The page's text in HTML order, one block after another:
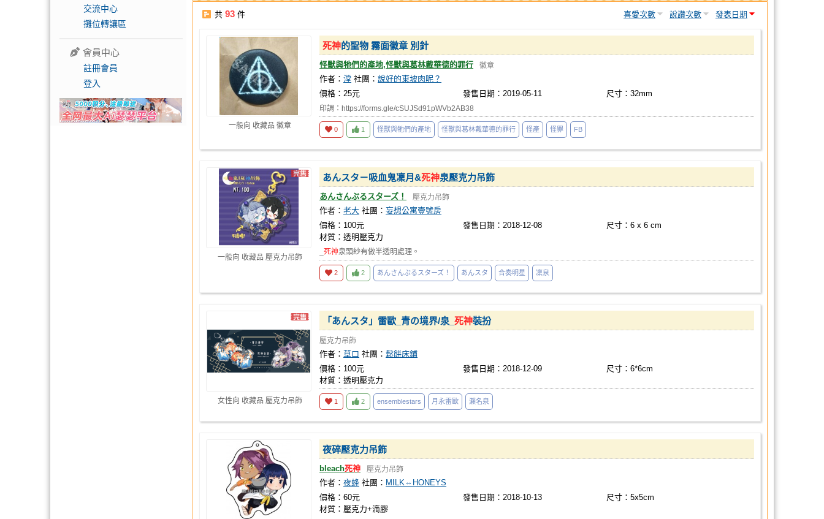
交流中心
攤位轉讓區
會員中心
註冊會員
登入
共 93 件 喜愛次數 說讚次數 發表日期
一般向 收藏品 徽章
死神的聖物 霧面徽章 別針
怪獸與牠們的產地,怪獸與葛林戴華德的罪行 徽章
作者： 漟 社團： 說好的東坡肉呢？
價格：25元
發售日期：2019-05-11 尺寸：32mm
印調：https://forms.gle/cSUJSd91pWVb2AB38
0 1 怪獸與牠們的產地 怪獸與葛林戴華德的罪行 怪產 怪罪 FB
一般向 收藏品 壓克力吊飾
あんスタ－吸血鬼凜月&死神泉壓克力吊飾
あんさんぶるスターズ！ 壓克力吊飾
作者： 老大 社團： 妄想公寓壹號房
價格：100元
發售日期：2018-12-08
尺寸：6 x 6 cm
材質：透明壓克力
死神泉頭紗有做半透明處理。
2 2 あんさんぶるスターズ！ あんスタ 合奏明星 凜泉
女性向 收藏品 壓克力吊飾
「あんスタ」雷歐_青の境界/泉_ 死神裝扮
壓克力吊飾
作者： 草口 社團： 鬆餅床鋪
價格：100元
發售日期：2018-12-09
尺寸：6*6cm
材質：透明壓克力
1 2 ensemblestars 月永雷歐 瀨名泉
夜碎壓克力吊飾
bleach死神 壓克力吊飾
作者： 夜蜂 社團： MILK⇔HONEYS
價格：60元
發售日期：2018-10-13
尺寸：5x5cm
材質：壓克力+滴膠